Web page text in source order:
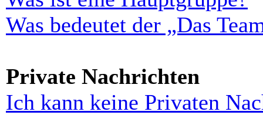
Was bedeutet der „Das
Private Nachrichten
Ich kann keine Privaten